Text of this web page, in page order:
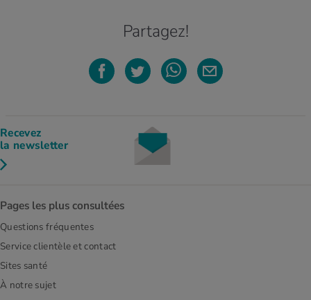
Partagez!
Recevez
la newsletter
Pages les plus consultées
Questions fréquentes
Service clientèle et contact
Sites santé
À notre sujet